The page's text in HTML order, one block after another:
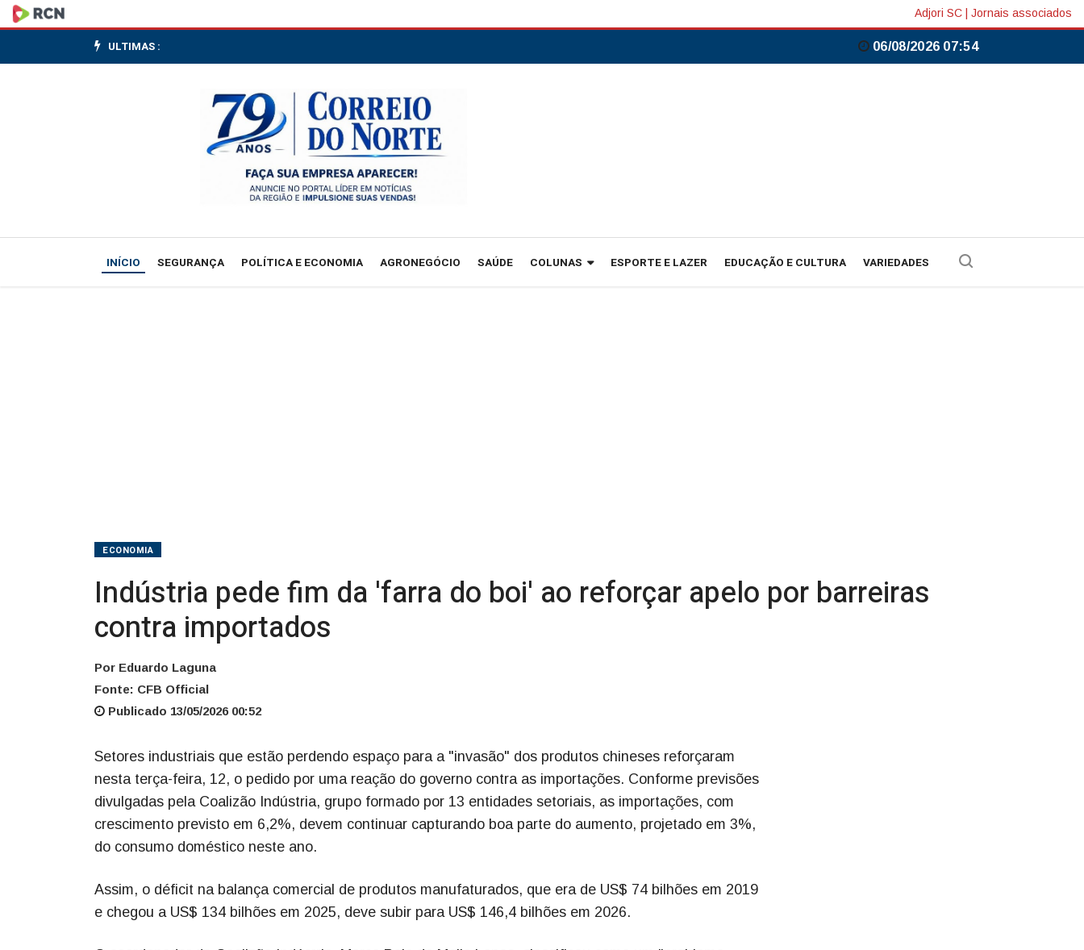
Indústria
pede
boi'
Adjori SC Jornais associados
ULTIMAS : 06/08/2026 07:54
INÍCIO SEGURANÇA POLÍTICA E ECONOMIA AGRONEGÓCIO SAÚDE COLUNAS ESPORTE E LAZER EDUCAÇÃO E CULTURA VARIEDADES
ECONOMIA
Indústria pede fim da 'farra do boi' ao reforçar apelo por barreiras
contra importados
Por Eduardo Laguna
Fonte: CFB Official
Publicado 13/05/2026 00:52
Setores industriais que estão perdendo espaço para a "invasão" dos produtos chineses reforçaram
nesta terça-feira, 12, o pedido por uma reação do governo contra as importações. Conforme previsões
divulgadas pela Coalizão Indústria, grupo formado por 13 entidades setoriais, as importações, com
crescimento previsto em 6,2%, devem continuar capturando boa parte do aumento, projetado em 3%,
do consumo doméstico neste ano.
Assim, o déficit na balança comercial de produtos manufaturados, que era de US$ 74 bilhões em 2019
e chegou a US$ 134 bilhões em 2025, deve subir para US$ 146,4 bilhões em 2026.